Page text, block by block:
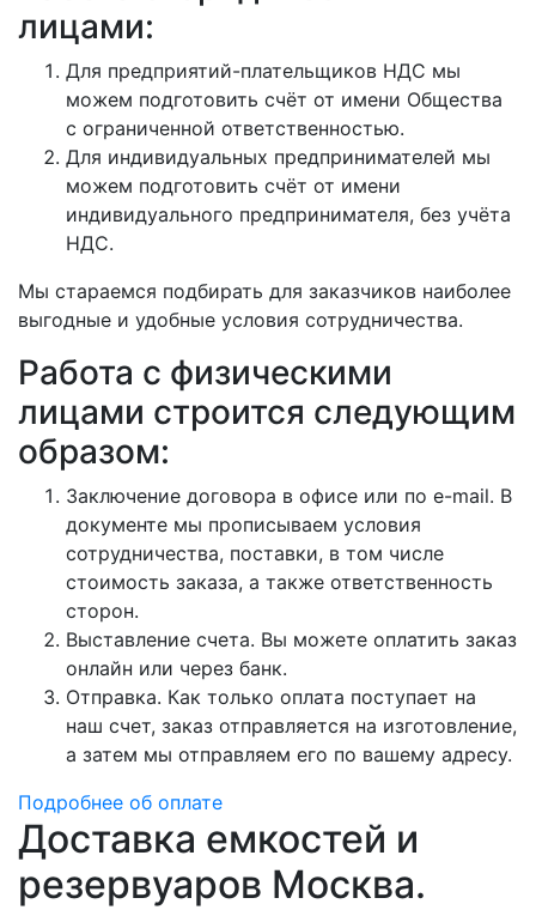
лицами:
Для предприятий-плательщиков НДС мы
можем подготовить счёт от имени Общества
с ограниченной ответственностью.
Для индивидуальных предпринимателей мы
можем подготовить счёт от имени
индивидуального предпринимателя, без учёта
НДС.
Мы стараемся подбирать для заказчиков наиболее
выгодные и удобные условия сотрудничества.
Работа с физическими
лицами строится следующим
образом:
Заключение договора в офисе или по e-mail. В
документе мы прописываем условия
сотрудничества, поставки, в том числе
стоимость заказа, а также ответственность
сторон.
Выставление счета. Вы можете оплатить заказ
онлайн или через банк.
Отправка. Как только оплата поступает на
наш счет, заказ отправляется на изготовление,
а затем мы отправляем его по вашему адресу.
Подробнее об оплате
Доставка емкостей и
резервуаров Москва.